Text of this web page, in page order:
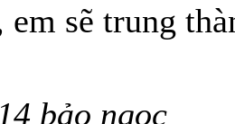
em sẽ trung
bảo ngọc